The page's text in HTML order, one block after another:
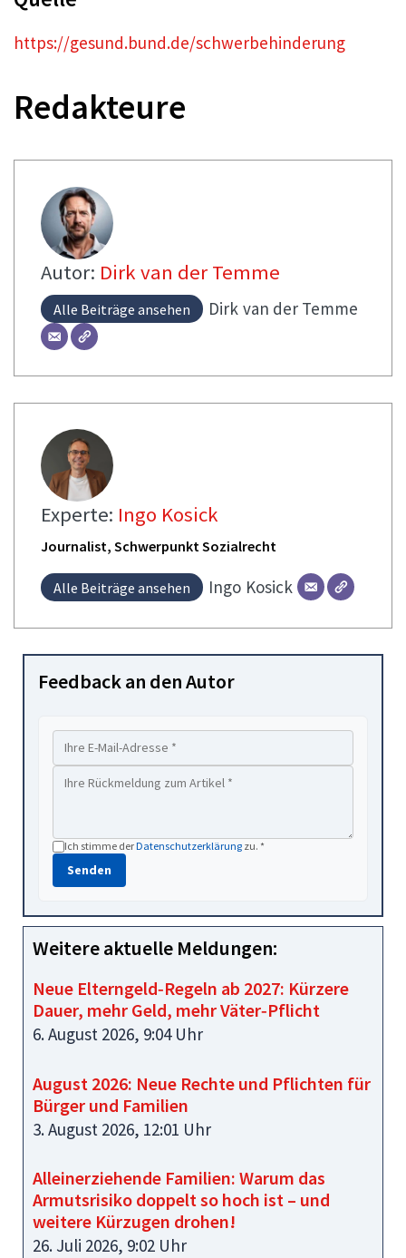
https://gesund.bund.de/schwerbehinderung
Redakteure
Autor: Dirk van der Temme
Alle Beiträge ansehen Dirk van der Temme
Experte: Ingo Kosick
Journalist, Schwerpunkt Sozialrecht
Alle Beiträge ansehen Ingo Kosick
Feedback an den Autor
Ich stimme derDatenschutzerklärung zu. *
Senden
Weitere aktuelle Meldungen:
Neue Elterngeld‑Regeln ab 2027: Kürzere
Dauer, mehr Geld, mehr Väter‑Pflicht
6. August 2026, 9:04 Uhr
August 2026: Neue Rechte und Pflichten für
Bürger und Familien
3. August 2026, 12:01 Uhr
Alleinerziehende Familien: Warum das
Armutsrisiko doppelt so hoch ist – und
weitere Kürzugen drohen!
26. Juli 2026, 9:02 Uhr